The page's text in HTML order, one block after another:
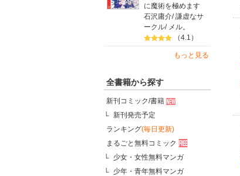
に魔術を極めます
石沢庸介/謙虚なサ
ークル/ メル。
（4.1）
もっと見る
全書籍から探す
新刊コミック/書籍
新刊発売予定
ランキング(毎日更新)
まるごと無料コミック
少女・女性無料マンガ
少年・青年無料マンガ